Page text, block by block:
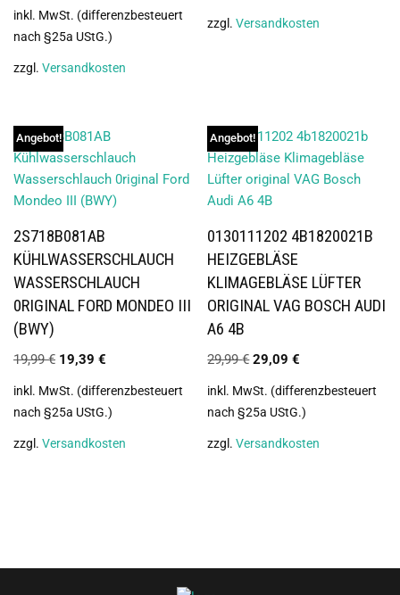
inkl. MwSt. (differenzbesteuert
nach §25a UStG.)
zzgl. Versandkosten
zzgl.Versandkosten
Angebot!
2S718B081AB
KÜHLWASSERSCHLAUCH
WASSERSCHLAUCH
0RIGINAL FORD MONDEO III
(BWY)
19,99€ 19,39 €
inkl. MwSt. (differenzbesteuert
nach §25a UStG.)
zzgl. Versandkosten
Angebot!
0130111202 4B1820021B
HEIZGEBLÄSE
KLIMAGEBLÄSE LÜFTER
ORIGINAL VAG BOSCH AUDI
A6 4B
29,99€ 29,09€
inkl. MwSt. (differenzbesteuert
nach §25a UStG.)
zzgl.Versandkosten